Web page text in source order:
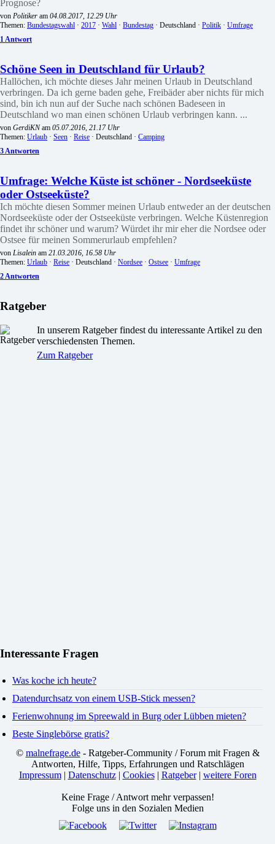
Prognose?
von Politiker am 04.08.2017, 12.29 Uhr
Themen: Bundestagswahl · 2017 · Wahl · Bundestag · Deutschland · Politik · Umfrage
1 Antwort
Schöne Seen in Deutschland für Urlaub?
Hallöchen, ich möchte dieses Jahr meinen Urlaub in Deutschland
verbringen. Da ich gerne baden gehe, Freibäder aber nichts für mich
sind, bin ich nun auf der Suche nach schönen Badeseen in
Deutschland wo man einen schönen Urlaub verbringen kann. ...
von GerdiKNam 05.07.2016, 21.17 Uhr
Themen: Urlaub · Seen · Reise · Deutschland · Camping
3 Antworten
Umfrage: Welche Küste ist schöner - Nordseeküste
oder Ostseeküste?
Ich möchte diesen Sommer meinen Urlaub entweder an der deutschen
Nordseeküste oder der Ostseeküste verbringen. Welche Küstenregion
findet ihr schöner und warum? Würdet ihr mir eher die Nordsee oder
Ostsee für meinen Sommerurlaub empfehlen?
von Lisalein am 21.03.2016, 16.58 Uhr
Themen: Urlaub · Reise · Deutschland · Nordsee · Ostsee · Umfrage
2 Antworten
Ratgeber
In unserem Ratgeber findest du interessante Artikel zu den
verschiedensten Themen.
Zum Ratgeber
Interessante Fragen
Was koche ich heute?
Datendurchsatz von einem USB-Stick messen?
Ferienwohnung im Spreewald in Burg oder Lübben mieten?
Beste Singlebörse gratis?
© malnefrage.de- Ratgeber-Community / Forum mit Fragen &
Antworten, Hilfe, Tipps, Erfahrungen und Ratschlägen
Impressum| Datenschutz| Cookies| Ratgeber| weitere Foren
Keine Frage / Antwort mehr verpassen!
Folge uns in den Sozialen Medien